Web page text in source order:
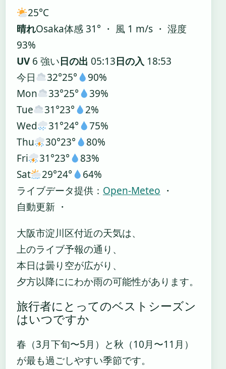
25°C
晴れOsaka体感 31° ・ 風 1 m/s ・ 湿度
93%
UV6 強い日の出 05:13日の入 18:53
今日
32°25°
90%
Mon
33°25°
39%
Tue
31°23°
2%
Wed
31°24°
75%
Thu
30°23°
80%
Fri
31°23°
83%
Sat
29°24°
64%
ライブデータ提供： Open-Meteo ・
自動更新 ・
大阪市淀川区付近の天気は、
上のライブ予報の通り、
本日は曇り空が広がり、
夕方以降ににわか雨の可能性があります。
旅行者にとってのベストシーズン
はいつですか
春（3月下旬〜5月）と秋（10月〜11月）
が最も過ごしやすい季節です。